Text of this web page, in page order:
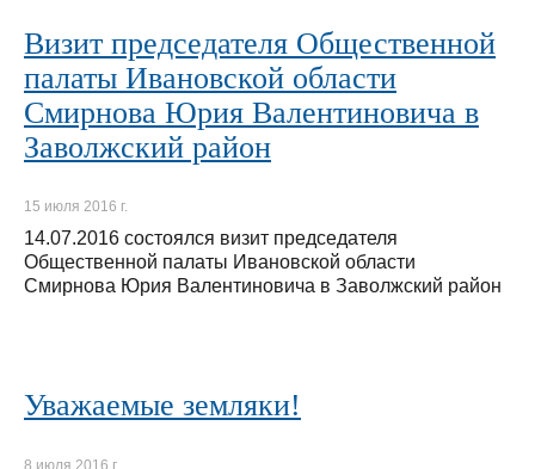
Визит председателя Общественной
палаты Ивановской области
Смирнова Юрия Валентиновича в
Заволжский район
15 июля 2016 г.
14.07.2016 состоялся визит председателя
Общественной палаты Ивановской области
Смирнова Юрия Валентиновича в Заволжский район
Уважаемые земляки!
8 июля 2016 г.